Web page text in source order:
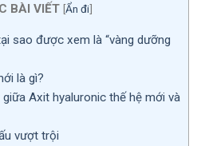
BÀI VIẾT [Ẩn đi]
sao được xem là “vàng dưỡng
là gì?
Axit hyaluronic thế hệ mới và
vượt trội